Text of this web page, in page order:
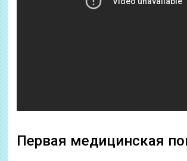
Первая медицинская